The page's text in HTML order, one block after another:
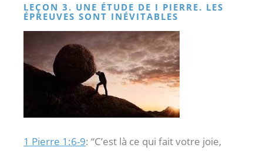
LEÇON 3. UNE ÉTUDE DE I PIERRE. LES
ÉPREUVES SONT INÉVITABLES
1 Pierre 1:6-9: “C’est là ce qui fait votre joie,